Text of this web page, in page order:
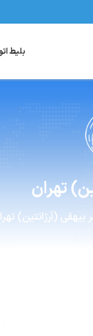
بلیط
تهران
بیهقی (آرژانتین)